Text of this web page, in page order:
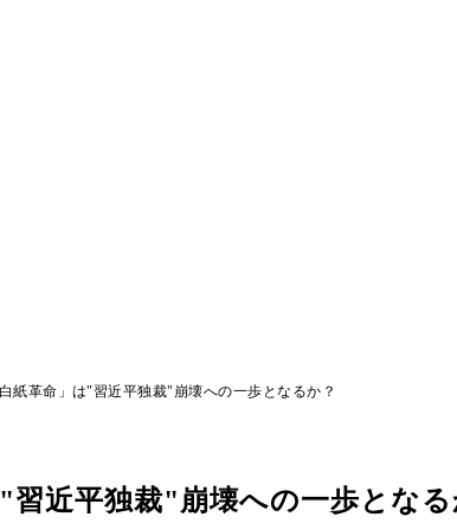
紙革命」は"習近平独裁"崩壊への一歩となるか？
近平独裁"崩壊への一歩とな